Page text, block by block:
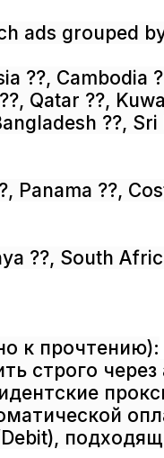
ads grouped
??, Cambodia
Qatar ??,
??,
Panama ??,
??, South
к прочтению):
строго